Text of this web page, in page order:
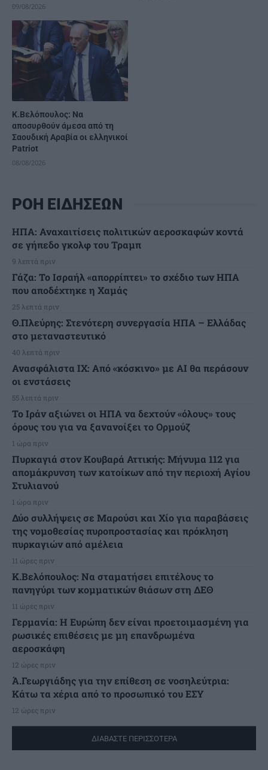
09/08/2026
Κ.Βελόπουλος: Να
αποσυρθούν άμεσα από τη
Σαουδική Αραβία οι ελληνικοί
Patriot
08/08/2026
ΡΟΗ ΕΙΔΗΣΕΩΝ
ΗΠΑ: Αναχαιτίσεις πολιτικών αεροσκαφών κοντά
σε γήπεδο γκολφ του Τραμπ
9 λεπτά πριν
Γάζα: Το Ισραήλ «απορρίπτει» το σχέδιο των ΗΠΑ
που αποδέχτηκε η Χαμάς
25 λεπτά πριν
Θ.Πλεύρης: Στενότερη συνεργασία ΗΠΑ – Ελλάδας
στο μεταναστευτικό
40 λεπτά πριν
Ανασφάλιστα ΙΧ: Από «κόσκινο» με AI θα περάσουν
οι ενστάσεις
55 λεπτά πριν
Το Ιράν αξιώνει οι ΗΠΑ να δεχτούν «όλους» τους
όρους του για να ξανανοίξει το Ορμούζ
1 ώρα πριν
Πυρκαγιά στον Κουβαρά Αττικής: Μήνυμα 112 για
απομάκρυνση των κατοίκων από την περιοχή Αγίου
Στυλιανού
1 ώρα πριν
Δύο συλλήψεις σε Μαρούσι και Χίο για παραβάσεις
της νομοθεσίας πυροπροστασίας και πρόκληση
πυρκαγιών από αμέλεια
11 ώρες πριν
Κ.Βελόπουλος: Να σταματήσει επιτέλους το
πανηγύρι των κομματικών θιάσων στη ΔΕΘ
11 ώρες πριν
Γερμανία: Η Ευρώπη δεν είναι προετοιμασμένη για
ρωσικές επιθέσεις με μη επανδρωμένα
αεροσκάφη
12 ώρες πριν
Ά.Γεωργιάδης για την επίθεση σε νοσηλεύτρια:
Κάτω τα χέρια από το προσωπικό του ΕΣΥ
12 ώρες πριν
ΔΙΑΒΑΣΤΕ ΠΕΡΙΣΣΟΤΕΡΑ